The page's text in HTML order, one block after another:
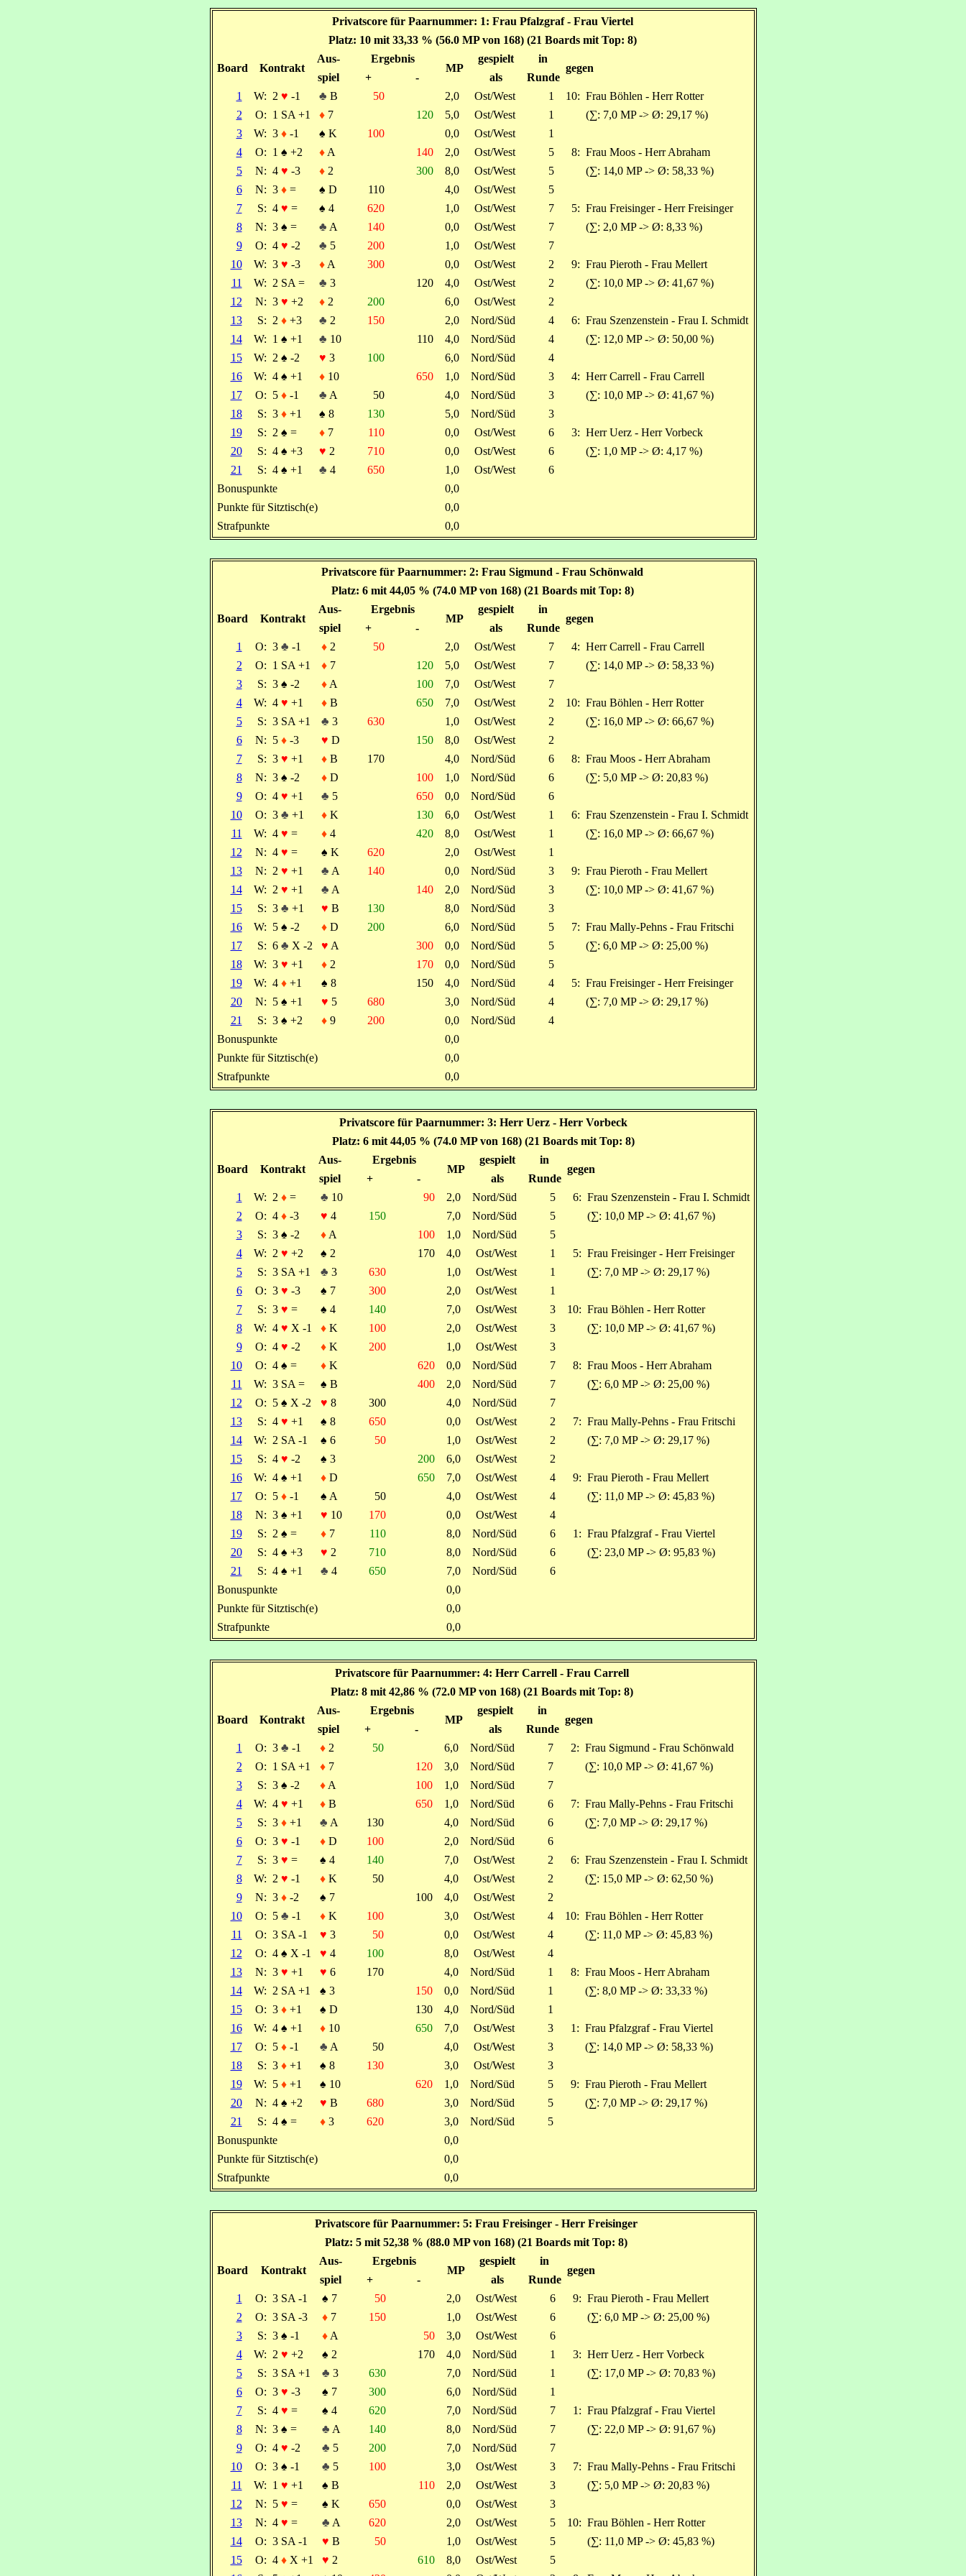
Privatscore für Paarnummer: 1: Frau Pfalzgraf - Frau Viertel
Platz: 10 mit 33,33 % (56.0 MP von 168) (21 Boards mit Top: 8)
Board Kontrakt
Aus- Ergebnis
MP
gespielt in
gegen
spiel + - als
Runde
1
W: 2 ♥ -1 ♣ B 50 2,0 Ost/West 1 10: Frau Böhlen - Herr Rotter
2
O: 1 SA +1 ♦7 120 5,0 Ost/West 1
(∑: 7,0 MP -> Ø: 29,17 %)
3
W: 3 ♦-1 ♠ K 100 0,0 Ost/West
1
4
O: 1 ♠ +2 ♦A 140 2,0 Ost/West 5 8: Frau Moos - Herr Abraham
5
N: 4 ♥ -3 ♦2 300 8,0 Ost/West 5
(∑: 14,0 MP -> Ø: 58,33 %)
6
N: 3 ♦= ♠ D 110 4,0 Ost/West
5
7
S: 4 ♥ = ♠ 4 620 1,0 Ost/West 7 5: Frau Freisinger - Herr Freisinger
8
N: 3 ♠ = ♣ A 140 0,0 Ost/West 7
(∑: 2,0 MP -> Ø: 8,33 %)
9
O: 4 ♥ -2 ♣ 5 200 1,0 Ost/West
7
10
W: 3 ♥ -3 ♦A 300 0,0 Ost/West 2 9: Frau Pieroth - Frau Mellert
11
W: 2 SA = ♣ 3 120 4,0 Ost/West 2
(∑: 10,0 MP -> Ø: 41,67 %)
12
N: 3 ♥ +2 ♦2 200 6,0 Ost/West
2
13
S: 2 ♦+3 ♣ 2 150 2,0 Nord/Süd 4 6: Frau Szenzenstein - Frau I. Schmidt
14
W: 1 ♠ +1 ♣ 10 110 4,0 Nord/Süd 4
(∑: 12,0 MP -> Ø: 50,00 %)
15
W: 2 ♠ -2 ♥ 3 100 6,0 Nord/Süd
4
16
W: 4 ♠ +1 ♦10 650 1,0 Nord/Süd 3 4: Herr Carrell - Frau Carrell
17
O: 5 ♦-1 ♣ A 50 4,0 Nord/Süd 3
(∑: 10,0 MP -> Ø: 41,67 %)
18
S: 3 ♦+1 ♠ 8 130 5,0 Nord/Süd
3
19
S: 2 ♠ = ♦7 110 0,0 Ost/West 6 3: Herr Uerz - Herr Vorbeck
20
S: 4 ♠ +3 ♥ 2 710 0,0 Ost/West 6
(∑: 1,0 MP -> Ø: 4,17 %)
21
S: 4 ♠ +1 ♣ 4 650 1,0 Ost/West
6
Bonuspunkte
0,0
Punkte für Sitztisch(e)
0,0
Strafpunkte
0,0
Privatscore für Paarnummer: 2: Frau Sigmund - Frau Schönwald
Platz: 6 mit 44,05 % (74.0 MP von 168) (21 Boards mit Top: 8)
Board Kontrakt
Aus- Ergebnis
MP
gespielt in
gegen
spiel + - als
Runde
1
O: 3 ♣ -1 ♦2 50 2,0 Ost/West 7 4: Herr Carrell - Frau Carrell
2
O: 1 SA +1 ♦7 120 5,0 Ost/West 7
(∑: 14,0 MP -> Ø: 58,33 %)
3
S: 3 ♠ -2 ♦A 100 7,0 Ost/West
7
4
W: 4 ♥ +1 ♦B 650 7,0 Ost/West 2 10: Frau Böhlen - Herr Rotter
5
S: 3 SA +1 ♣ 3 630 1,0 Ost/West 2
(∑: 16,0 MP -> Ø: 66,67 %)
6
N: 5 ♦-3 ♥ D 150 8,0 Ost/West
2
7
S: 3 ♥ +1 ♦B 170 4,0 Nord/Süd 6 8: Frau Moos - Herr Abraham
8
N: 3 ♠ -2 ♦D 100 1,0 Nord/Süd 6
(∑: 5,0 MP -> Ø: 20,83 %)
9
O: 4 ♥ +1 ♣ 5 650 0,0 Nord/Süd
6
10
O: 3 ♣ +1 ♦K 130 6,0 Ost/West 1 6: Frau Szenzenstein - Frau I. Schmidt
11
W: 4 ♥ = ♦4 420 8,0 Ost/West 1
(∑: 16,0 MP -> Ø: 66,67 %)
12
N: 4 ♥ = ♠ K 620 2,0 Ost/West
1
13
N: 2 ♥ +1 ♣ A 140 0,0 Nord/Süd 3 9: Frau Pieroth - Frau Mellert
14
W: 2 ♥ +1 ♣ A 140 2,0 Nord/Süd 3
(∑: 10,0 MP -> Ø: 41,67 %)
15
S: 3 ♣ +1 ♥ B 130 8,0 Nord/Süd
3
16
W: 5 ♠ -2 ♦D 200 6,0 Nord/Süd 5 7: Frau Mally-Pehns - Frau Fritschi
17
S: 6 ♣ X -2 ♥ A 300 0,0 Nord/Süd 5
(∑: 6,0 MP -> Ø: 25,00 %)
18
W: 3 ♥ +1 ♦2 170 0,0 Nord/Süd
5
19
W: 4 ♦+1 ♠ 8 150 4,0 Nord/Süd 4 5: Frau Freisinger - Herr Freisinger
20
N: 5 ♠ +1 ♥ 5 680 3,0 Nord/Süd 4
(∑: 7,0 MP -> Ø: 29,17 %)
21
S: 3 ♠ +2 ♦9 200 0,0 Nord/Süd
4
Bonuspunkte
0,0
Punkte für Sitztisch(e)
0,0
Strafpunkte
0,0
Privatscore für Paarnummer: 3: Herr Uerz - Herr Vorbeck
Platz: 6 mit 44,05 % (74.0 MP von 168) (21 Boards mit Top: 8)
Board Kontrakt
Aus- Ergebnis
MP
gespielt in
gegen
spiel + - als
Runde
1
W: 2 ♦= ♣ 10 90 2,0 Nord/Süd 5 6: Frau Szenzenstein - Frau I. Schmidt
2
O: 4 ♦-3 ♥ 4 150 7,0 Nord/Süd 5
(∑: 10,0 MP -> Ø: 41,67 %)
3
S: 3 ♠ -2 ♦A 100 1,0 Nord/Süd
5
4
W: 2 ♥ +2 ♠ 2 170 4,0 Ost/West 1 5: Frau Freisinger - Herr Freisinger
5
S: 3 SA +1 ♣ 3 630 1,0 Ost/West 1
(∑: 7,0 MP -> Ø: 29,17 %)
6
O: 3 ♥ -3 ♠ 7 300 2,0 Ost/West
1
7
S: 3 ♥ = ♠ 4 140 7,0 Ost/West 3 10: Frau Böhlen - Herr Rotter
8
W: 4 ♥ X -1 ♦K 100 2,0 Ost/West 3
(∑: 10,0 MP -> Ø: 41,67 %)
9
O: 4 ♥ -2 ♦K 200 1,0 Ost/West
3
10
O: 4 ♠ = ♦K 620 0,0 Nord/Süd 7 8: Frau Moos - Herr Abraham
11
W: 3 SA = ♠ B 400 2,0 Nord/Süd 7
(∑: 6,0 MP -> Ø: 25,00 %)
12
O: 5 ♠ X -2 ♥ 8 300 4,0 Nord/Süd
7
13
S: 4 ♥ +1 ♠ 8 650 0,0 Ost/West 2 7: Frau Mally-Pehns - Frau Fritschi
14
W: 2 SA -1 ♠ 6 50 1,0 Ost/West 2
(∑: 7,0 MP -> Ø: 29,17 %)
15
S: 4 ♥ -2 ♠ 3 200 6,0 Ost/West
2
16
W: 4 ♠ +1 ♦D 650 7,0 Ost/West 4 9: Frau Pieroth - Frau Mellert
17
O: 5 ♦-1 ♠ A 50 4,0 Ost/West 4
(∑: 11,0 MP -> Ø: 45,83 %)
18
N: 3 ♠ +1 ♥ 10 170 0,0 Ost/West
4
19
S: 2 ♠ = ♦7 110 8,0 Nord/Süd 6 1: Frau Pfalzgraf - Frau Viertel
20
S: 4 ♠ +3 ♥ 2 710 8,0 Nord/Süd 6
(∑: 23,0 MP -> Ø: 95,83 %)
21
S: 4 ♠ +1 ♣ 4 650 7,0 Nord/Süd
6
Bonuspunkte
0,0
Punkte für Sitztisch(e)
0,0
Strafpunkte
0,0
Privatscore für Paarnummer: 4: Herr Carrell - Frau Carrell
Platz: 8 mit 42,86 % (72.0 MP von 168) (21 Boards mit Top: 8)
Board Kontrakt
Aus- Ergebnis
MP
gespielt in
gegen
spiel + - als
Runde
1
O: 3 ♣ -1 ♦2 50 6,0 Nord/Süd 7 2: Frau Sigmund - Frau Schönwald
2
O: 1 SA +1 ♦7 120 3,0 Nord/Süd 7
(∑: 10,0 MP -> Ø: 41,67 %)
3
S: 3 ♠ -2 ♦A 100 1,0 Nord/Süd
7
4
W: 4 ♥ +1 ♦B 650 1,0 Nord/Süd 6 7: Frau Mally-Pehns - Frau Fritschi
5
S: 3 ♦+1 ♣ A 130 4,0 Nord/Süd 6
(∑: 7,0 MP -> Ø: 29,17 %)
6
O: 3 ♥ -1 ♦D 100 2,0 Nord/Süd
6
7
S: 3 ♥ = ♠ 4 140 7,0 Ost/West 2 6: Frau Szenzenstein - Frau I. Schmidt
8
W: 2 ♥ -1 ♦K 50 4,0 Ost/West 2
(∑: 15,0 MP -> Ø: 62,50 %)
9
N: 3 ♦-2 ♠ 7 100 4,0 Ost/West
2
10
O: 5 ♣ -1 ♦K 100 3,0 Ost/West 4 10: Frau Böhlen - Herr Rotter
11
O: 3 SA -1 ♥ 3 50 0,0 Ost/West 4
(∑: 11,0 MP -> Ø: 45,83 %)
12
O: 4 ♠ X -1 ♥ 4 100 8,0 Ost/West
4
13
N: 3 ♥ +1 ♥ 6 170 4,0 Nord/Süd 1 8: Frau Moos - Herr Abraham
14
W: 2 SA +1 ♠ 3 150 0,0 Nord/Süd 1
(∑: 8,0 MP -> Ø: 33,33 %)
15
O: 3 ♦+1 ♠ D 130 4,0 Nord/Süd
1
16
W: 4 ♠ +1 ♦10 650 7,0 Ost/West 3 1: Frau Pfalzgraf - Frau Viertel
17
O: 5 ♦-1 ♣ A 50 4,0 Ost/West 3
(∑: 14,0 MP -> Ø: 58,33 %)
18
S: 3 ♦+1 ♠ 8 130 3,0 Ost/West
3
19
W: 5 ♦+1 ♠ 10 620 1,0 Nord/Süd 5 9: Frau Pieroth - Frau Mellert
20
N: 4 ♠ +2 ♥ B 680 3,0 Nord/Süd 5
(∑: 7,0 MP -> Ø: 29,17 %)
21
S: 4 ♠ = ♦3 620 3,0 Nord/Süd
5
Bonuspunkte
0,0
Punkte für Sitztisch(e)
0,0
Strafpunkte
0,0
Privatscore für Paarnummer: 5: Frau Freisinger - Herr Freisinger
Platz: 5 mit 52,38 % (88.0 MP von 168) (21 Boards mit Top: 8)
Board Kontrakt
Aus- Ergebnis
MP
gespielt in
gegen
spiel + - als
Runde
1
O: 3 SA -1 ♠ 7 50 2,0 Ost/West 6 9: Frau Pieroth - Frau Mellert
2
O: 3 SA -3 ♦7 150 1,0 Ost/West 6
(∑: 6,0 MP -> Ø: 25,00 %)
3
S: 3 ♠ -1 ♦A 50 3,0 Ost/West
6
4
W: 2 ♥ +2 ♠ 2 170 4,0 Nord/Süd 1 3: Herr Uerz - Herr Vorbeck
5
S: 3 SA +1 ♣ 3 630 7,0 Nord/Süd 1
(∑: 17,0 MP -> Ø: 70,83 %)
6
O: 3 ♥ -3 ♠ 7 300 6,0 Nord/Süd
1
7
S: 4 ♥ = ♠ 4 620 7,0 Nord/Süd 7 1: Frau Pfalzgraf - Frau Viertel
8
N: 3 ♠ = ♣ A 140 8,0 Nord/Süd 7
(∑: 22,0 MP -> Ø: 91,67 %)
9
O: 4 ♥ -2 ♣ 5 200 7,0 Nord/Süd
7
10
O: 3 ♠ -1 ♣ 5 100 3,0 Ost/West 3 7: Frau Mally-Pehns - Frau Fritschi
11
W: 1 ♥ +1 ♠ B 110 2,0 Ost/West 3
(∑: 5,0 MP -> Ø: 20,83 %)
12
N: 5 ♥ = ♠ K 650 0,0 Ost/West
3
13
N: 4 ♥ = ♣ A 620 2,0 Ost/West 5 10: Frau Böhlen - Herr Rotter
14
O: 3 SA -1 ♥ B 50 1,0 Ost/West 5
(∑: 11,0 MP -> Ø: 45,83 %)
15
O: 4 ♦X +1 ♥ 2 610 8,0 Ost/West
5